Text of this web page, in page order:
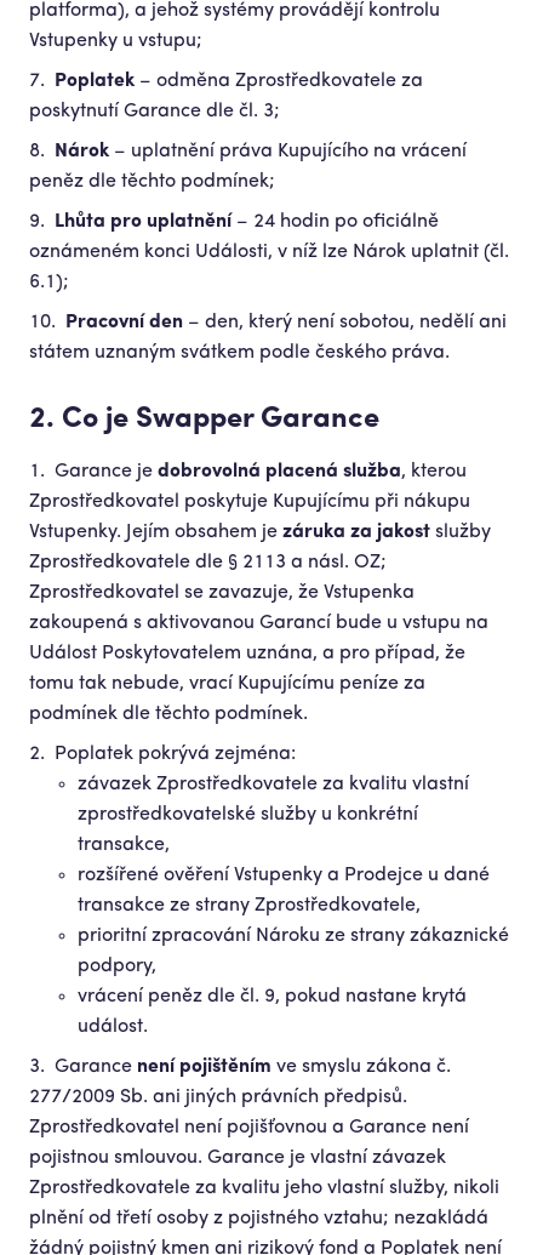
platforma), a jehož systémy provádějí kontrolu
Vstupenky u vstupu;
Poplatek– odměna Zprostředkovatele za
poskytnutí Garance dle čl. 3;
Nárok– uplatnění práva Kupujícího na vrácení
peněz dle těchto podmínek;
Lhůta pro uplatnění – 24 hodin po oficiálně
oznámeném konci Události, v níž lze Nárok uplatnit (čl.
6.1);
Pracovní den – den, který není sobotou, nedělí ani
státem uznaným svátkem podle českého práva.
2. Co je Swapper Garance
Garance je dobrovolná placená služba, kterou
Zprostředkovatel poskytuje Kupujícímu při nákupu
Vstupenky. Jejím obsahem je záruka za jakost služby
Zprostředkovatele dle § 2113 a násl. OZ;
Zprostředkovatel se zavazuje, že Vstupenka
zakoupená s aktivovanou Garancí bude u vstupu na
Událost Poskytovatelem uznána, a pro případ, že
tomu tak nebude, vrací Kupujícímu peníze za
podmínek dle těchto podmínek.
Poplatek pokrývá zejména:
závazek Zprostředkovatele za kvalitu vlastní
zprostředkovatelské služby u konkrétní
transakce,
rozšířené ověření Vstupenky a Prodejce u dané
transakce ze strany Zprostředkovatele,
prioritní zpracování Nároku ze strany zákaznické
podpory,
vrácení peněz dle čl. 9, pokud nastane krytá
událost.
Garance není pojištěním ve smyslu zákona č.
277/2009 Sb. ani jiných právních předpisů.
Zprostředkovatel není pojišťovnou a Garance není
pojistnou smlouvou. Garance je vlastní závazek
Zprostředkovatele za kvalitu jeho vlastní služby, nikoli
plnění od třetí osoby z pojistného vztahu; nezakládá
žádný pojistný kmen ani rizikový fond a Poplatek není